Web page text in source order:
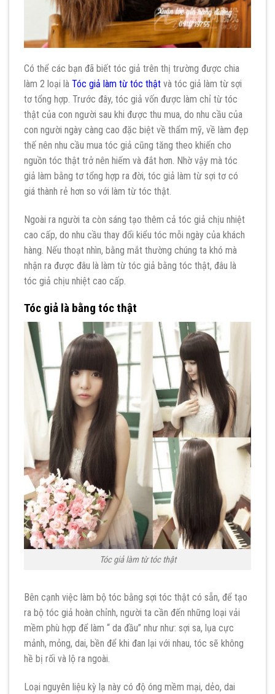
Có thể các bạn đã biết tóc giả trên thị trường được chia
làm 2 loại là Tóc giả làm từ tóc thật và tóc giả làm từ sợi
tơ tổng hợp. Trước đây, tóc giả vốn được làm chỉ từ tóc
thật của con người sau khi được thu mua, do nhu cầu của
con người ngày càng cao đặc biệt về thẩm mỹ, về làm đẹp
thế nên nhu cầu mua tóc giả cũng tăng theo khiến cho
nguồn tóc thật trở nên hiếm và đắt hơn. Nhờ vậy mà tóc
giả làm bằng tơ tổng hợp ra đời, tóc giả làm từ sợi tơ có
giá thành rẻ hơn so với làm từ tóc thật.
Ngoài ra người ta còn sáng tạo thêm cả tóc giả chịu nhiệt
cao cấp, do nhu cầu thay đổi kiểu tóc mỗi ngày của khách
hàng. Nếu thoạt nhìn, bằng mắt thường chúng ta khó mà
nhận ra được đâu là làm từ tóc giả bằng tóc thật, đâu là
tóc giả chịu nhiệt cao cấp.
Tóc giả là bằng tóc thật
Tóc giả làm từ tóc thật
Bên cạnh việc làm bộ tóc bằng sợi tóc thật có sẵn, để tạo
ra bộ tóc giả hoàn chỉnh, người ta cần đến những loại vải
mềm phù hợp để làm “ da đầu” như như: sợi sa, lụa cực
mảnh, mỏng, dai, bền để khi đan lại với nhau, tóc sẽ không
hề bị rối và lộ ra ngoài.
Loại nguyên liệu kỳ lạ này có độ óng mềm mại, dẻo, dai